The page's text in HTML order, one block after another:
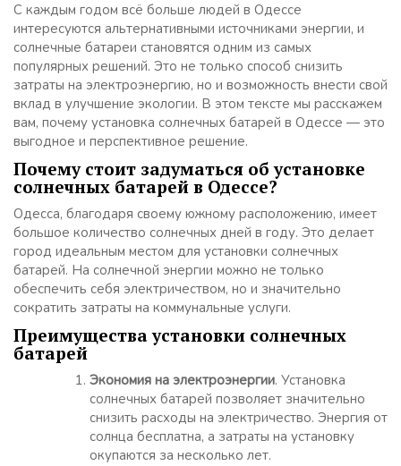
С каждым годом всё больше людей в Одессе
интересуются альтернативными источниками энергии, и
солнечные батареи становятся одним из самых
популярных решений. Это не только способ снизить
затраты на электроэнергию, но и возможность внести свой
вклад в улучшение экологии. В этом тексте мы расскажем
вам, почему установка солнечных батарей в Одессе — это
выгодное и перспективное решение.
Почему стоит задуматься об установке
солнечных батарей в Одессе?
Одесса, благодаря своему южному расположению, имеет
большое количество солнечных дней в году. Это делает
город идеальным местом для установки солнечных
батарей. На солнечной энергии можно не только
обеспечить себя электричеством, но и значительно
сократить затраты на коммунальные услуги.
Преимущества установки солнечных
батарей
Экономия на электроэнергии. Установка
солнечных батарей позволяет значительно
снизить расходы на электричество. Энергия от
солнца бесплатна, а затраты на установку
окупаются за несколько лет.